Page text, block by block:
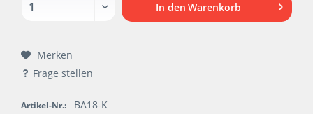
In den Warenkorb
Merken
Frage stellen
Artikel-Nr.: BA18-K